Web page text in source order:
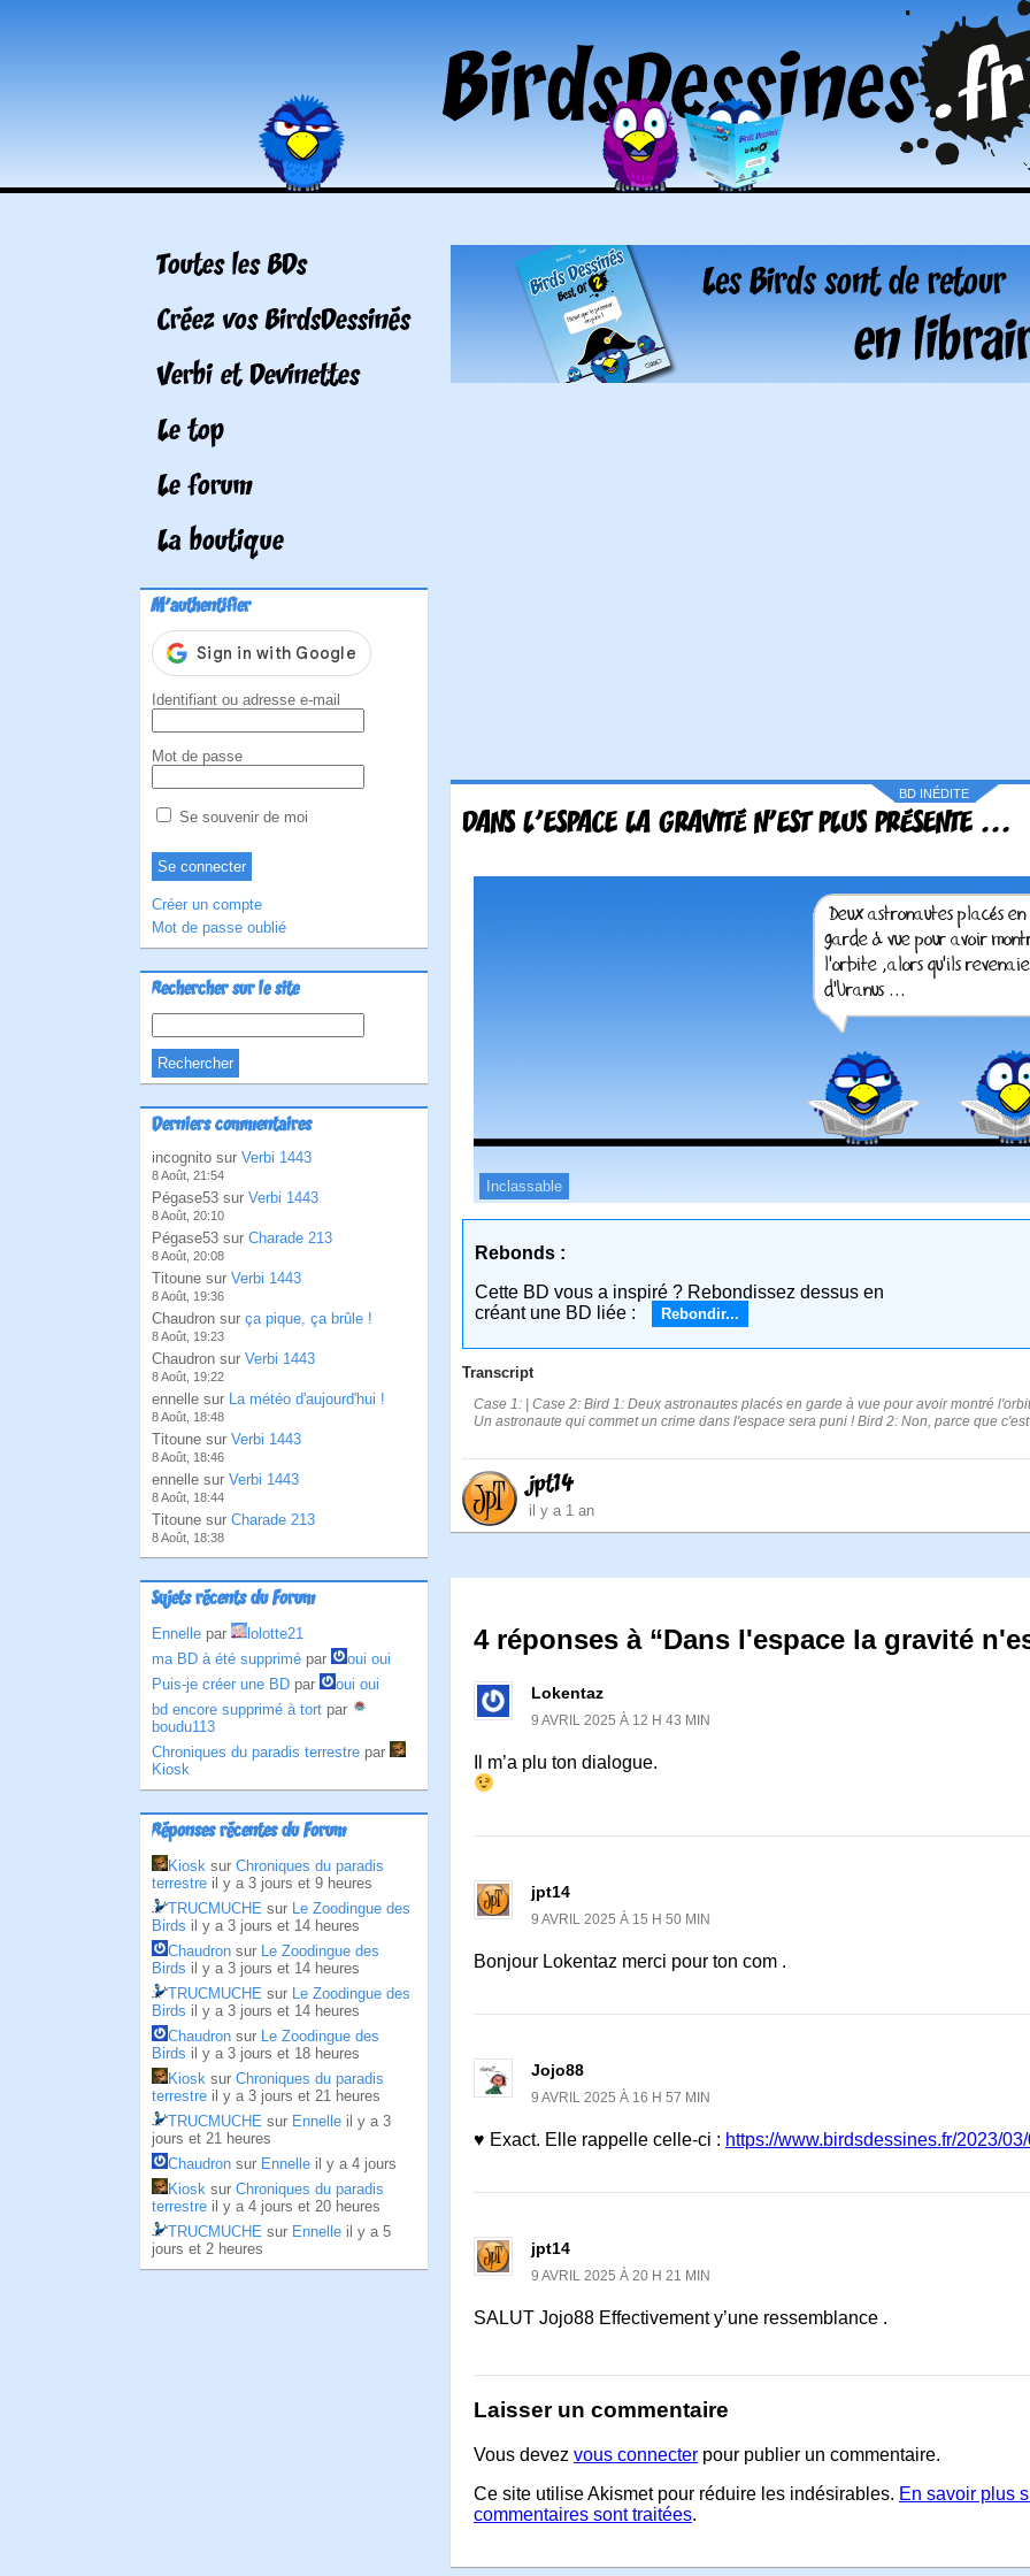
Toutes les BDs
Créez vos BirdsDessinés
Verbi et Devinettes
Le top
Le forum
La boutique
M'authentifier
Identifiant ou adresse e-mail
Mot de passe
Se souvenir de moi
Créer un compte
Mot de passe oublié
Rechercher sur le site
Derniers commentaires
incognito sur Verbi 1443
8 Août, 21:54
Pégase53 sur Verbi 1443
8 Août, 20:10
Pégase53 sur Charade 213
8 Août, 20:08
Titoune sur Verbi 1443
8 Août, 19:36
Chaudron sur ça pique, ça brûle !
8 Août, 19:23
Chaudron sur Verbi 1443
8 Août, 19:22
ennelle sur La météo d'aujourd'hui !
8 Août, 18:48
Titoune sur Verbi 1443
8 Août, 18:46
ennelle sur Verbi 1443
8 Août, 18:44
Titoune sur Charade 213
8 Août, 18:38
Sujets récents du Forum
Ennelle par
lolotte21
ma BD à été supprimé par
oui oui
Puis-je créer une BD par
oui oui
bd encore supprimé à tort par
boudu113
Chroniques du paradis terrestre par
Kiosk
Réponses récentes du Forum
Kiosk sur Chroniques du paradis
terrestre il y a 3 jours et 9 heures
TRUCMUCHE sur Le Zoodingue des
Birds il y a 3 jours et 14 heures
Chaudron sur Le Zoodingue des
Birds il y a 3 jours et 14 heures
TRUCMUCHE sur Le Zoodingue des
Birds il y a 3 jours et 14 heures
Chaudron sur Le Zoodingue des
Birds il y a 3 jours et 18 heures
Kiosk sur Chroniques du paradis
terrestre il y a 3 jours et 21 heures
TRUCMUCHE sur Ennelle il y a 3
jours et 21 heures
Chaudron sur Ennelle il y a 4 jours
Kiosk sur Chroniques du paradis
terrestre il y a 4 jours et 20 heures
TRUCMUCHE sur Ennelle il y a 5
jours et 2 heures
BD INÉDITE
DANS L'ESPACE LA GRAVITÉ N'EST PLUS PRÉSENTE ...
Inclassable
Rebonds :
Cette BD vous a inspiré ? Rebondissez dessus en
créant une BD liée :
Rebondir...
Transcript
Case 1: | Case 2: Bird 1: Deux astronautes placés en garde à vue pour avoir montré
Un astronaute qui commet un crime dans l'espace sera puni ! Bird 2: Non, parce que
jpt14
il y a 1 an
4 réponses à “Dans l'espace la gravité
Lokentaz
9 AVRIL 2025 À 12 H 43 MIN
Il m’a plu ton dialogue.
jpt14
9 AVRIL 2025 À 15 H 50 MIN
Bonjour Lokentaz merci pour ton com .
Jojo88
9 AVRIL 2025 À 16 H 57 MIN
♥ Exact. Elle rappelle celle-ci : https://www.birdsdessines.fr/2023/
jpt14
9 AVRIL 2025 À 20 H 21 MIN
SALUT Jojo88 Effectivement y’une ressemblance .
Laisser un commentaire
Vous devez vous connecter pour publier un commentaire.
Ce site utilise Akismet pour réduire les indésirables. En savoir plus
commentaires sont traitées.